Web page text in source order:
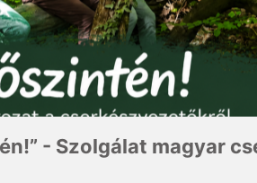
- Szolgálat magyar